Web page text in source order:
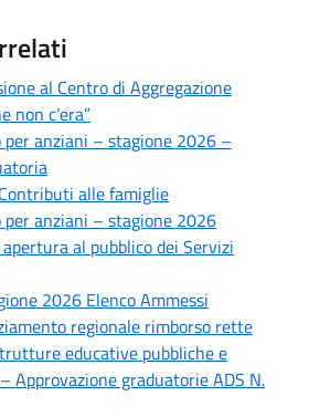
al Centro di Aggregazione
non c’era”
anziani – stagione 2026 –
alle famiglie
anziani – stagione 2026
al pubblico dei Servizi
2026 Elenco Ammessi
regionale rimborso rette
educative pubbliche e
Approvazione graduatorie ADS N.